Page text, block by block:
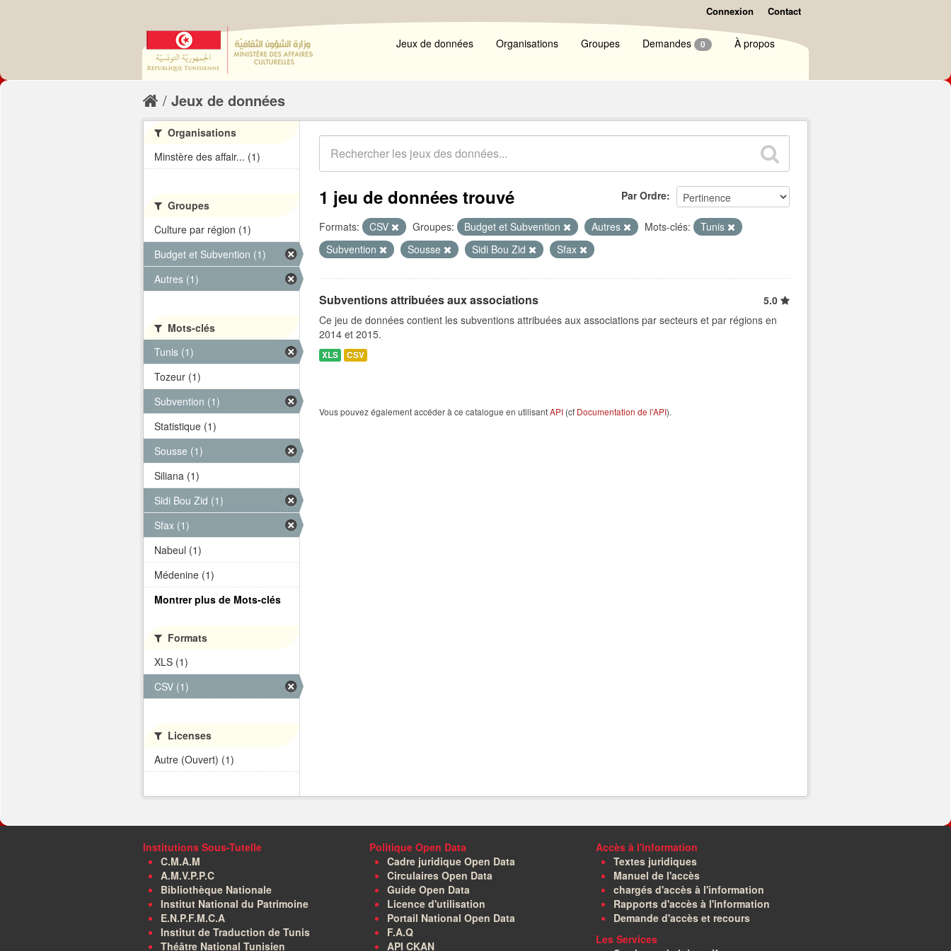
Connexion Contact
Jeux de données Organisations Groupes Demandes 0 À propos
Jeux de données
Par Ordre
1 jeu de données trouvé
Formats: CSV Groupes: Budget et Subvention Autres Mots-clés:
Tunis
Subvention
Sousse Sidi Bou Zid Sfax
Subventions attribuées aux associations
5.0
Ce jeu de données contient les subventions attribuées aux associations par secteurs et par régions en
2014 et 2015.
XLS CSV
Vous pouvez également accéder à ce catalogue en utilisantAPI (cf Documentation de l'API).
Organisations
Minstère des affair... (1)
Groupes
Culture par région (1)
Budget et Subvention (1)
Autres (1)
Mots-clés
Tunis (1)
Tozeur (1)
Subvention (1)
Statistique (1)
Sousse (1)
Siliana (1)
Sidi Bou Zid (1)
Sfax (1)
Nabeul (1)
Médenine (1)
Montrer plus de Mots-clés
Formats
XLS (1)
CSV (1)
Licenses
Autre (Ouvert) (1)
Institutions Sous-Tutelle
C.M.A.M
A.M.V.P.P.C
Bibliothèque Nationale
Institut National du Patrimoine
E.N.P.F.M.C.A
Institut de Traduction de Tunis
Théâtre National Tunisien
Politique Open Data
Cadre juridique Open Data
Circulaires Open Data
Guide Open Data
Licence d'utilisation
Portail National Open Data
F.A.Q
API CKAN
Accès à l'information
Textes juridiques
Manuel de l'accès
chargés d'accès à l'information
Rapports d'accès à l'information
Demande d'accès et recours
Les Services